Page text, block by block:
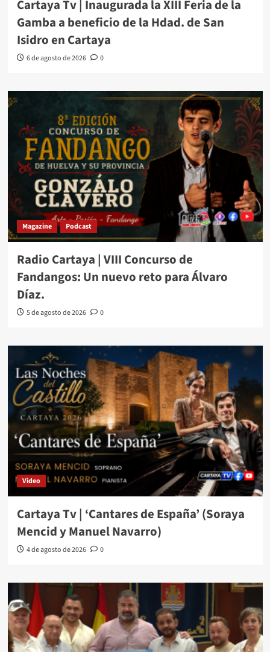
Cartaya Tv | Inaugurada la XIII Feria de la
Gamba a beneficio de la Hdad. de San
Isidro en Cartaya
6 de agosto de 2026 0
Magazine Podcast
Radio Cartaya | VIII Concurso de
Fandangos: Un nuevo reto para Álvaro
Díaz.
5 de agosto de 2026 0
Video
Cartaya Tv | ‘Cantares de España’ (Soraya
Mencid y Manuel Navarro)
4 de agosto de 2026 0